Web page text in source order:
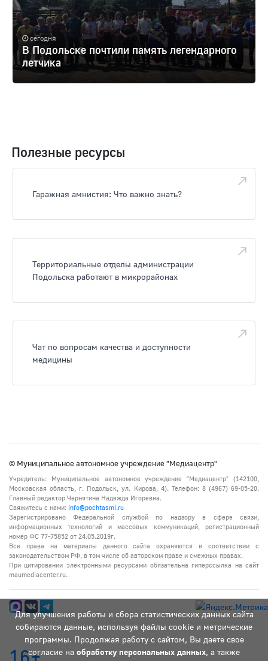
сегодня
В Подольске почтили память легендарного
летчика
Полезные ресурсы
Гаражная амнистия: Что важно знать?
Территориальные отделы администрации
Подольска работают в микрорайонах
Чат по вопросам качества и доступности
медицины
Для улучшения работы и сбора статистических данных сайта
собираются данные, используя файлы cookie и метрические
программы. Продолжая работу с сайтом, Вы даете свое
согласие на обработку персональных данных, а также
© Муниципальное автономное учреждение "Медиацентр"
Учредитель: Муниципальное автономное учреждение "Медиацентр" (142100,
Московская область, г. Подольск, ул. Кирова, 4). Телефон: 8 (4967) 69-05-20.
Главный редактор Чернятина Надежда Игоревна.
Свяжитесь с нами: info@pochtasmi.ru
Зарегистрировано Федеральной службой по надзору в сфере связи,
информационных технологий и массовых коммуникаций, регистрационный
номер ФС 77-75852 от 24.05.2019г.
Все права на материалы данного сайта охраняются в соответствии с
законодательством РФ, в том числе об авторском праве и смежных правах.
При цитировании электронными ресурсами обязательна гиперссылка на сайт
maumediacenter.ru.